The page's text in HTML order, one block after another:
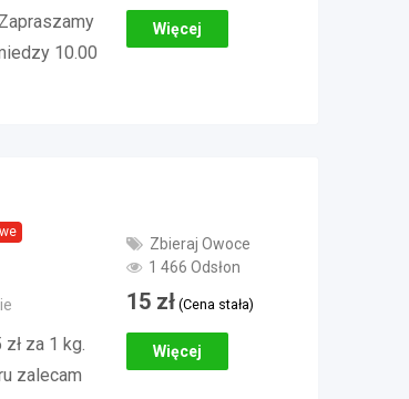
10.00
Więcej
za 1 kg.
zalecam
Zbieraj Owoce
1 466 Odsłon
15 zł (Cena stała)
Więcej